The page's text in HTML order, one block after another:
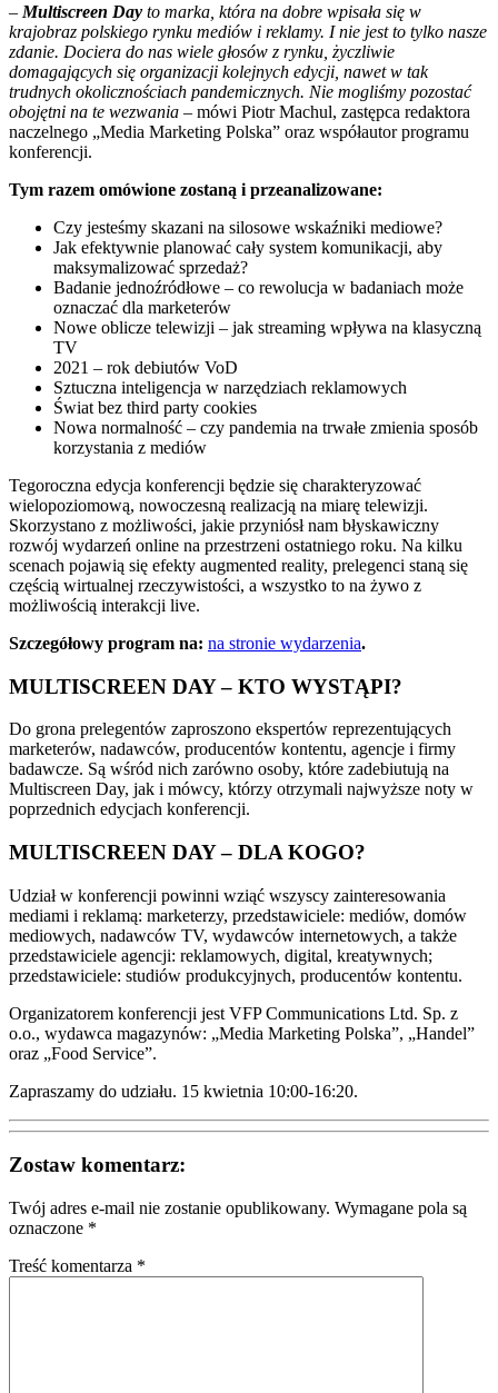
– Multiscreen Day to marka, która na dobre wpisała się w
krajobraz polskiego rynku mediów i reklamy. I nie jest to tylko nasze
zdanie. Dociera do nas wiele głosów z rynku, życzliwie
domagających się organizacji kolejnych edycji, nawet w tak
trudnych okolicznościach pandemicznych. Nie mogliśmy pozostać
obojętni na te wezwania – mówi Piotr Machul, zastępca redaktora
naczelnego „Media Marketing Polska” oraz współautor programu
konferencji.
Tym razem omówione zostaną i przeanalizowane:
Czy jesteśmy skazani na silosowe wskaźniki mediowe?
Jak efektywnie planować cały system komunikacji, aby
maksymalizować sprzedaż?
Badanie jednoźródłowe – co rewolucja w badaniach może
oznaczać dla marketerów
Nowe oblicze telewizji – jak streaming wpływa na klasyczną
TV
2021 – rok debiutów VoD
Sztuczna inteligencja w narzędziach reklamowych
Świat bez third party cookies
Nowa normalność – czy pandemia na trwałe zmienia sposób
korzystania z mediów
Tegoroczna edycja konferencji będzie się charakteryzować
wielopoziomową, nowoczesną realizacją na miarę telewizji.
Skorzystano z możliwości, jakie przyniósł nam błyskawiczny
rozwój wydarzeń online na przestrzeni ostatniego roku. Na kilku
scenach pojawią się efekty augmented reality, prelegenci staną się
częścią wirtualnej rzeczywistości, a wszystko to na żywo z
możliwością interakcji live.
Szczegółowy program na: na stronie wydarzenia.
MULTISCREEN DAY – KTO WYSTĄPI?
Do grona prelegentów zaproszono ekspertów reprezentujących
marketerów, nadawców, producentów kontentu, agencje i firmy
badawcze. Są wśród nich zarówno osoby, które zadebiutują na
Multiscreen Day, jak i mówcy, którzy otrzymali najwyższe noty w
poprzednich edycjach konferencji.
MULTISCREEN DAY – DLA KOGO?
Udział w konferencji powinni wziąć wszyscy zainteresowania
mediami i reklamą: marketerzy, przedstawiciele: mediów, domów
mediowych, nadawców TV, wydawców internetowych, a także
przedstawiciele agencji: reklamowych, digital, kreatywnych;
przedstawiciele: studiów produkcyjnych, producentów kontentu.
Organizatorem konferencji jest VFP Communications Ltd. Sp. z
o.o., wydawca magazynów: „Media Marketing Polska”, „Handel”
oraz „Food Service”.
Zapraszamy do udziału. 15 kwietnia 10:00-16:20.
Zostaw komentarz:
Twój adres e-mail nie zostanie opublikowany. Wymagane pola są
oznaczone *
Treść komentarza *